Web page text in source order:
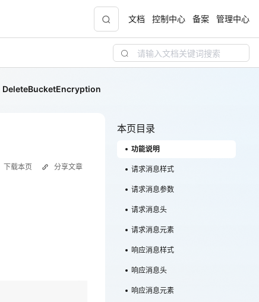
青云志云端助力计划
国家云助力中小企业腾飞，高额上云补贴重磅
文档 控制中心 备案 管理中心
DeleteBucketEncryption
下载本页 分享文章
本页目录
功能说明
请求消息样式
请求消息参数
请求消息头
请求消息元素
响应消息样式
响应消息头
响应消息元素